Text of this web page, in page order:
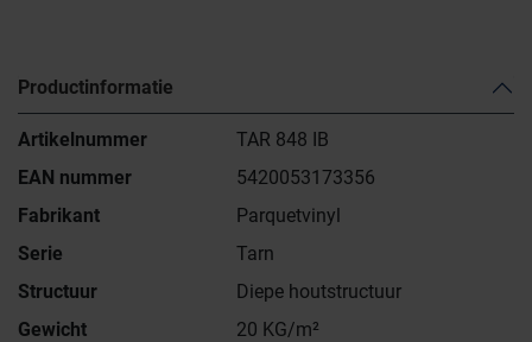
Productinformatie
Artikelnummer
TAR 848 IB
EAN nummer
5420053173356
Fabrikant
Parquetvinyl
Serie
Tarn
Structuur
Diepe houtstructuur
Gewicht
20 KG/m²